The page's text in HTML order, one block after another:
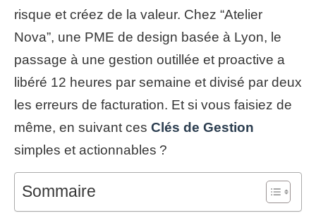
risque et créez de la valeur. Chez “Atelier
Nova”, une PME de design basée à Lyon, le
passage à une gestion outillée et proactive a
libéré 12 heures par semaine et divisé par deux
les erreurs de facturation. Et si vous faisiez de
même, en suivant ces Clés de Gestion
simples et actionnables ?
Sommaire